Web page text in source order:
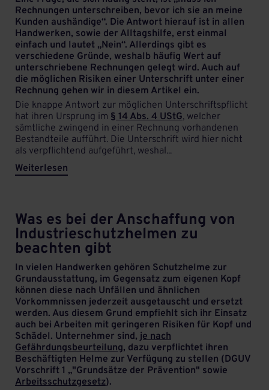
Rechnungen unterschreiben, bevor ich sie an meine
Kunden aushändige“. Die Antwort hierauf ist in allen
Handwerken, sowie der Alltagshilfe, erst einmal
einfach und lautet „Nein“. Allerdings gibt es
verschiedene Gründe, weshalb häufig Wert auf
unterschriebene Rechnungen gelegt wird. Auch auf
die möglichen Risiken einer Unterschrift unter einer
Rechnung gehen wir in diesem Artikel ein.
Die knappe Antwort zur möglichen Unterschriftspflicht
hat ihren Ursprung im § 14 Abs. 4 UStG, welcher
sämtliche zwingend in einer Rechnung vorhandenen
Bestandteile aufführt. Die Unterschrift wird hier nicht
als verpflichtend aufgeführt, weshal...
Weiterlesen
Was es bei der Anschaffung von
Industrieschutzhelmen zu
beachten gibt
In vielen Handwerken gehören Schutzhelme zur
Grundausstattung, im Gegensatz zum eigenen Kopf
können diese nach Unfällen und ähnlichen
Vorkommnissen jederzeit ausgetauscht und ersetzt
werden. Aus diesem Grund empfiehlt sich ihr Einsatz
auch bei Arbeiten mit geringeren Risiken für Kopf und
Schädel. Unternehmer sind, je nach
Gefährdungsbeurteilung, dazu verpflichtet ihren
Beschäftigten Helme zur Verfügung zu stellen (DGUV
Vorschrift 1 „"Grundsätze der Prävention" sowie
Arbeitsschutzgesetz).